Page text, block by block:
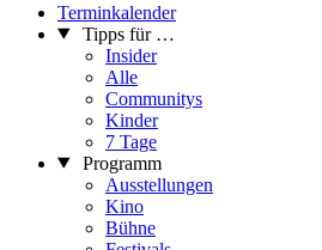
Terminkalender
Tipps für …
Insider
Alle
Communitys
Kinder
7 Tage
Programm
Ausstellungen
Kino
Bühne